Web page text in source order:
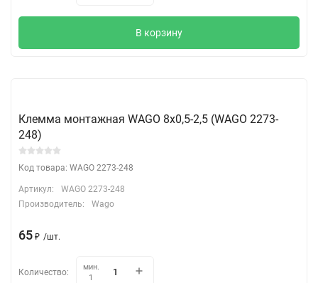
В корзину
Клемма монтажная WAGO 8х0,5-2,5 (WAGO 2273-
248)
Код товара: WAGO 2273-248
Артикул:
WAGO 2273-248
Производитель:
Wago
65 ₽ /шт.
Количество:
мин.
1